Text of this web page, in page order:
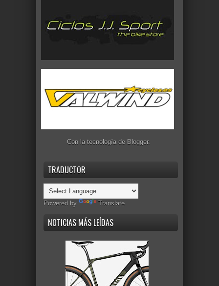
Con la tecnología de Blogger.
TRADUCTOR
Powered by Translate
NOTICIAS MÁS LEÍDAS